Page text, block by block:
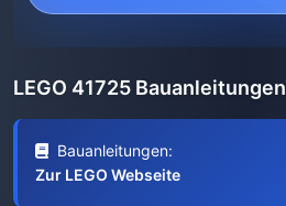
LEGO 41725 Bauanleitungen
Bauanleitungen:
Zur LEGO Webseite